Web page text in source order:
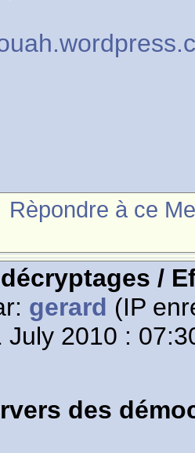
Rèpondre à ce
/
gerard (IP
July 2010 :
des